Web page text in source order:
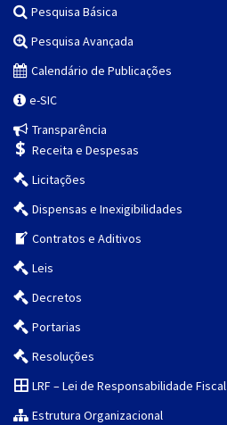
Pesquisa Básica
Pesquisa Avançada
Calendário de Publicações
e-SIC
Transparência
Receita e Despesas
Licitações
Dispensas e Inexigibilidades
Contratos e Aditivos
Leis
Decretos
Portarias
Resoluções
LRF – Lei de Responsabilidade Fiscal
Estrutura Organizacional